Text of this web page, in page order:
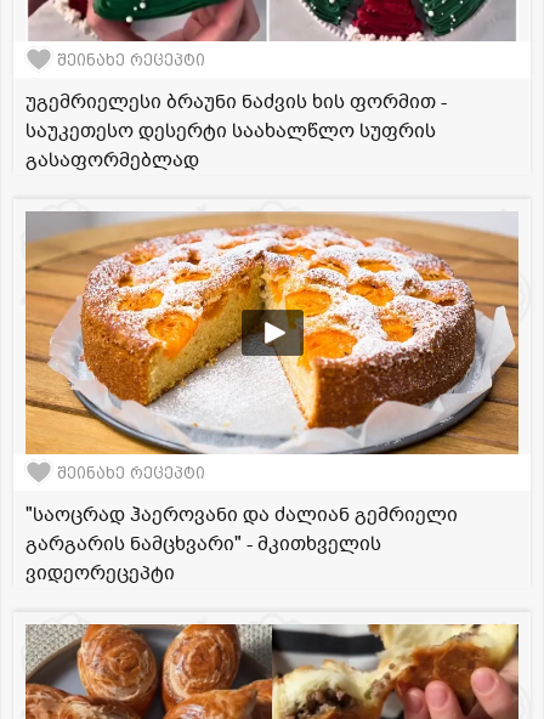
შეინახე რეცეპტი
უგემრიელესი ბრაუნი ნაძვის ხის ფორმით -
საუკეთესო დესერტი საახალწლო სუფრის
გასაფორმებლად
შეინახე რეცეპტი
"საოცრად ჰაეროვანი და ძალიან გემრიელი
გარგარის ნამცხვარი" - მკითხველის
ვიდეორეცეპტი